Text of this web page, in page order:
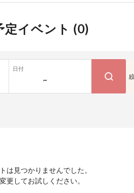
定イベント (0)
日付
~
は見つかりませんでした。
更してお試しください。